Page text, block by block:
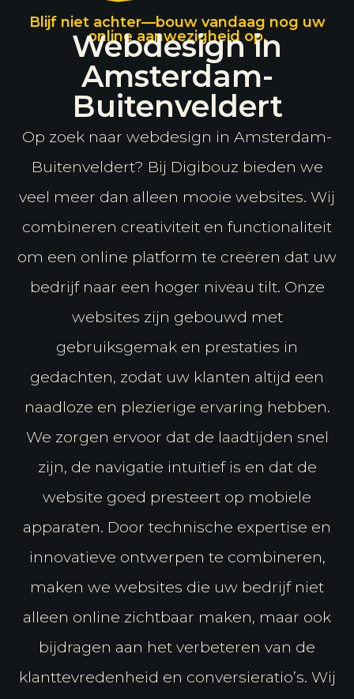
Blijf niet achter—bouw vandaag nog uw
online aanwezigheid op.
Webdesign in
Amsterdam-
Buitenveldert
Op zoek naar webdesign in Amsterdam-
Buitenveldert? Bij Digibouz bieden we
veel meer dan alleen mooie websites. Wij
combineren creativiteit en functionaliteit
om een online platform te creëren dat uw
bedrijf naar een hoger niveau tilt. Onze
websites zijn gebouwd met
gebruiksgemak en prestaties in
gedachten, zodat uw klanten altijd een
naadloze en plezierige ervaring hebben.
We zorgen ervoor dat de laadtijden snel
zijn, de navigatie intuïtief is en dat de
website goed presteert op mobiele
apparaten. Door technische expertise en
innovatieve ontwerpen te combineren,
maken we websites die uw bedrijf niet
alleen online zichtbaar maken, maar ook
bijdragen aan het verbeteren van de
klanttevredenheid en conversieratio’s. Wij